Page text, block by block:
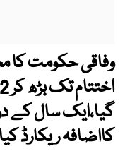
کااضافہ ریکارڈ